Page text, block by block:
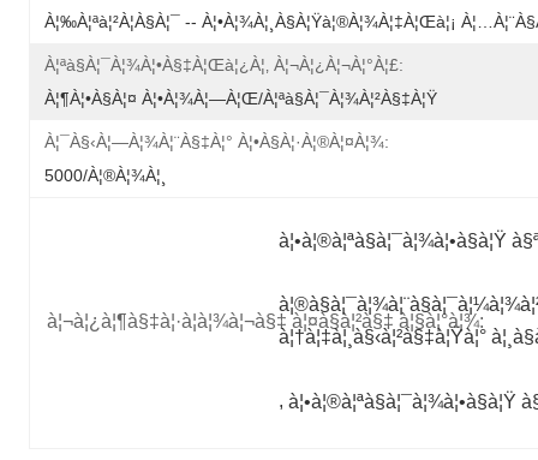
À¦‰à¦ªà¦²à¦­à§à¦¯ -- À¦•à¦¾à¦¸à§à¦Ÿà¦®à¦¾à¦‡à¦œà¦¡
À¦ªà§à¦¯à¦¾à¦•à§‡à¦œà¦¿à¦‚ À¦¬à¦¿à¦¬à¦°à¦£:
À¦¶à¦•à§à¦¤ À¦•à¦¾à¦—À¦œ/à¦ªà§à¦¯à¦¾à¦²à§‡à¦Ÿ
À¦¯à§‹à¦—À¦¾à¦¨à§‡à¦° À¦•à§à¦·à¦®à¦¤à¦¾:
5000/à¦®à¦¾à¦¸
à¦¬à¦¿à¦¶à§‡à¦·à¦­à¦¾à¦¬à§‡ à¦¤à§à¦²à§‡ à¦§à¦°à¦¾:
à¦•à¦®à¦ªà§à¦¯à¦¾à¦•à§à¦Ÿ
à¦†à¦‡à¦¸à§‹à¦²à§‡à¦Ÿà¦°
, à¦•à¦®à¦ªà§à¦¯à¦¾à¦•à§à¦Ÿ